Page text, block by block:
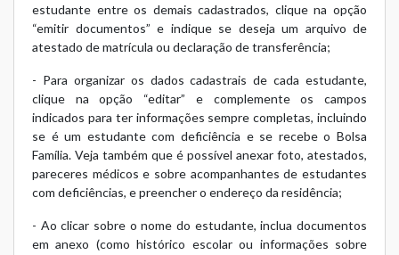
estudante entre os demais cadastrados, clique na opção
“emitir documentos” e indique se deseja um arquivo de
atestado de matrícula ou declaração de transferência;
- Para organizar os dados cadastrais de cada estudante,
clique na opção “editar” e complemente os campos
indicados para ter informações sempre completas, incluindo
se é um estudante com deficiência e se recebe o Bolsa
Família. Veja também que é possível anexar foto, atestados,
pareceres médicos e sobre acompanhantes de estudantes
com deficiências, e preencher o endereço da residência;
- Ao clicar sobre o nome do estudante, inclua documentos
em anexo (como histórico escolar ou informações sobre